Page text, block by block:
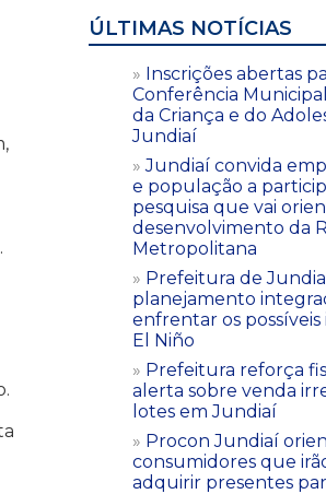
ÚLTIMAS NOTÍCIAS
Inscrições abertas
Conferência
da Criança e do
Jundiaí
Jundiaí convida
e população a
pesquisa que vai
desenvolvimento da
Metropolitana
Prefeitura de
planejamento
enfrentar os
El Niño
Prefeitura reforça
alerta sobre venda
lotes em Jundiaí
Procon Jundiaí
consumidores que
adquirir presentes